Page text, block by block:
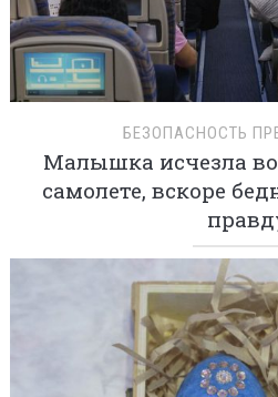
БЕЗОПАСНОСТЬ
Малышка исчезла
самолете, вскоре